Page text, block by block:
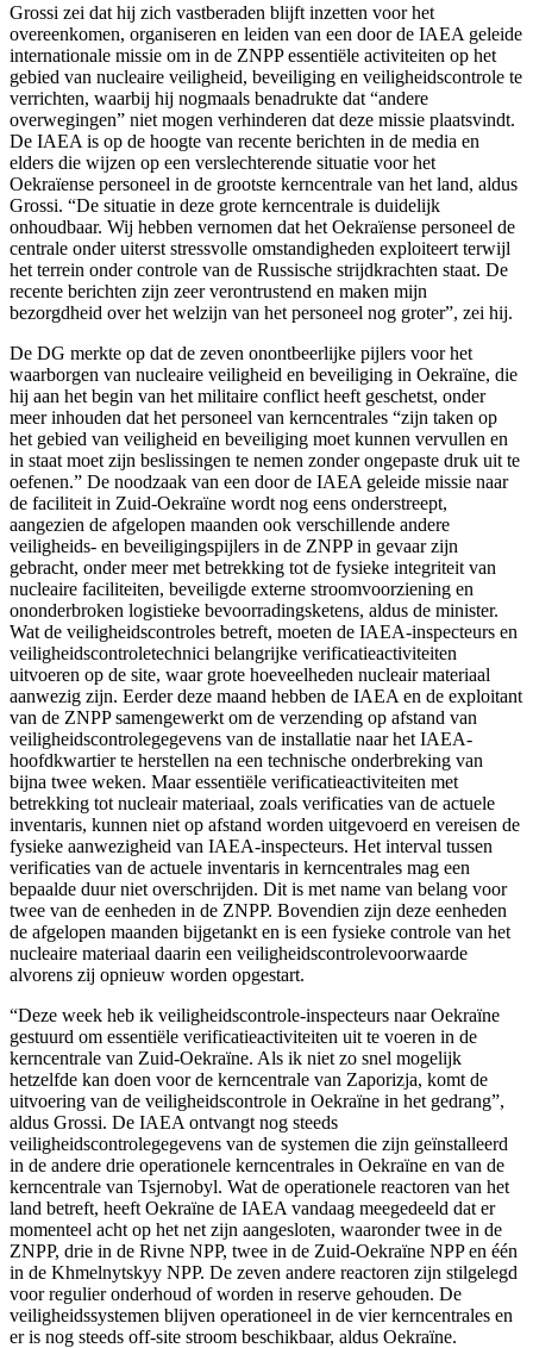
Grossi zei dat hij zich vastberaden blijft inzetten voor het
overeenkomen, organiseren en leiden van een door de IAEA geleide
internationale missie om in de ZNPP essentiële activiteiten op het
gebied van nucleaire veiligheid, beveiliging en veiligheidscontrole te
verrichten, waarbij hij nogmaals benadrukte dat “andere
overwegingen” niet mogen verhinderen dat deze missie plaatsvindt.
De IAEA is op de hoogte van recente berichten in de media en
elders die wijzen op een verslechterende situatie voor het
Oekraïense personeel in de grootste kerncentrale van het land, aldus
Grossi. “De situatie in deze grote kerncentrale is duidelijk
onhoudbaar. Wij hebben vernomen dat het Oekraïense personeel de
centrale onder uiterst stressvolle omstandigheden exploiteert terwijl
het terrein onder controle van de Russische strijdkrachten staat. De
recente berichten zijn zeer verontrustend en maken mijn
bezorgdheid over het welzijn van het personeel nog groter”, zei hij.
De DG merkte op dat de zeven onontbeerlijke pijlers voor het
waarborgen van nucleaire veiligheid en beveiliging in Oekraïne, die
hij aan het begin van het militaire conflict heeft geschetst, onder
meer inhouden dat het personeel van kerncentrales “zijn taken op
het gebied van veiligheid en beveiliging moet kunnen vervullen en
in staat moet zijn beslissingen te nemen zonder ongepaste druk uit te
oefenen.” De noodzaak van een door de IAEA geleide missie naar
de faciliteit in Zuid-Oekraïne wordt nog eens onderstreept,
aangezien de afgelopen maanden ook verschillende andere
veiligheids- en beveiligingspijlers in de ZNPP in gevaar zijn
gebracht, onder meer met betrekking tot de fysieke integriteit van
nucleaire faciliteiten, beveiligde externe stroomvoorziening en
ononderbroken logistieke bevoorradingsketens, aldus de minister.
Wat de veiligheidscontroles betreft, moeten de IAEA-inspecteurs en
veiligheidscontroletechnici belangrijke verificatieactiviteiten
uitvoeren op de site, waar grote hoeveelheden nucleair materiaal
aanwezig zijn. Eerder deze maand hebben de IAEA en de exploitant
van de ZNPP samengewerkt om de verzending op afstand van
veiligheidscontrolegegevens van de installatie naar het IAEA-
hoofdkwartier te herstellen na een technische onderbreking van
bijna twee weken. Maar essentiële verificatieactiviteiten met
betrekking tot nucleair materiaal, zoals verificaties van de actuele
inventaris, kunnen niet op afstand worden uitgevoerd en vereisen de
fysieke aanwezigheid van IAEA-inspecteurs. Het interval tussen
verificaties van de actuele inventaris in kerncentrales mag een
bepaalde duur niet overschrijden. Dit is met name van belang voor
twee van de eenheden in de ZNPP. Bovendien zijn deze eenheden
de afgelopen maanden bijgetankt en is een fysieke controle van het
nucleaire materiaal daarin een veiligheidscontrolevoorwaarde
alvorens zij opnieuw worden opgestart.
“Deze week heb ik veiligheidscontrole-inspecteurs naar Oekraïne
gestuurd om essentiële verificatieactiviteiten uit te voeren in de
kerncentrale van Zuid-Oekraïne. Als ik niet zo snel mogelijk
hetzelfde kan doen voor de kerncentrale van Zaporizja, komt de
uitvoering van de veiligheidscontrole in Oekraïne in het gedrang”,
aldus Grossi. De IAEA ontvangt nog steeds
veiligheidscontrolegegevens van de systemen die zijn geïnstalleerd
in de andere drie operationele kerncentrales in Oekraïne en van de
kerncentrale van Tsjernobyl. Wat de operationele reactoren van het
land betreft, heeft Oekraïne de IAEA vandaag meegedeeld dat er
momenteel acht op het net zijn aangesloten, waaronder twee in de
ZNPP, drie in de Rivne NPP, twee in de Zuid-Oekraïne NPP en één
in de Khmelnytskyy NPP. De zeven andere reactoren zijn stilgelegd
voor regulier onderhoud of worden in reserve gehouden. De
veiligheidssystemen blijven operationeel in de vier kerncentrales en
er is nog steeds off-site stroom beschikbaar, aldus Oekraïne.